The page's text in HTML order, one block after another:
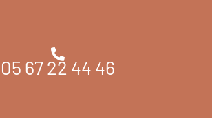
05 67 22 44 46